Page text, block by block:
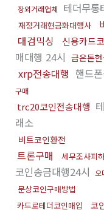
장외거래업체 테더무통
재정거래현금화대행사
대검믹싱
신용카드
매대행 24시 금은돈
xrp전송대행 핸드
구매
trc20코인전송대행
래소
비트코인환전
트론구매 세무조사피
코인송금대행24시 오
문상코인구매방법
카드로테더코인매입
코